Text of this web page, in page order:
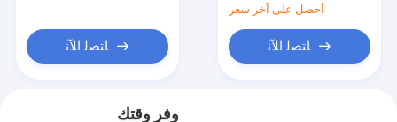
ﺎﺘﺼﻟ ﺍﻶﻧ
أحصل على آخر سعر
ﺎﺘﺼﻟ ﺍﻶﻧ
وفر وقتك